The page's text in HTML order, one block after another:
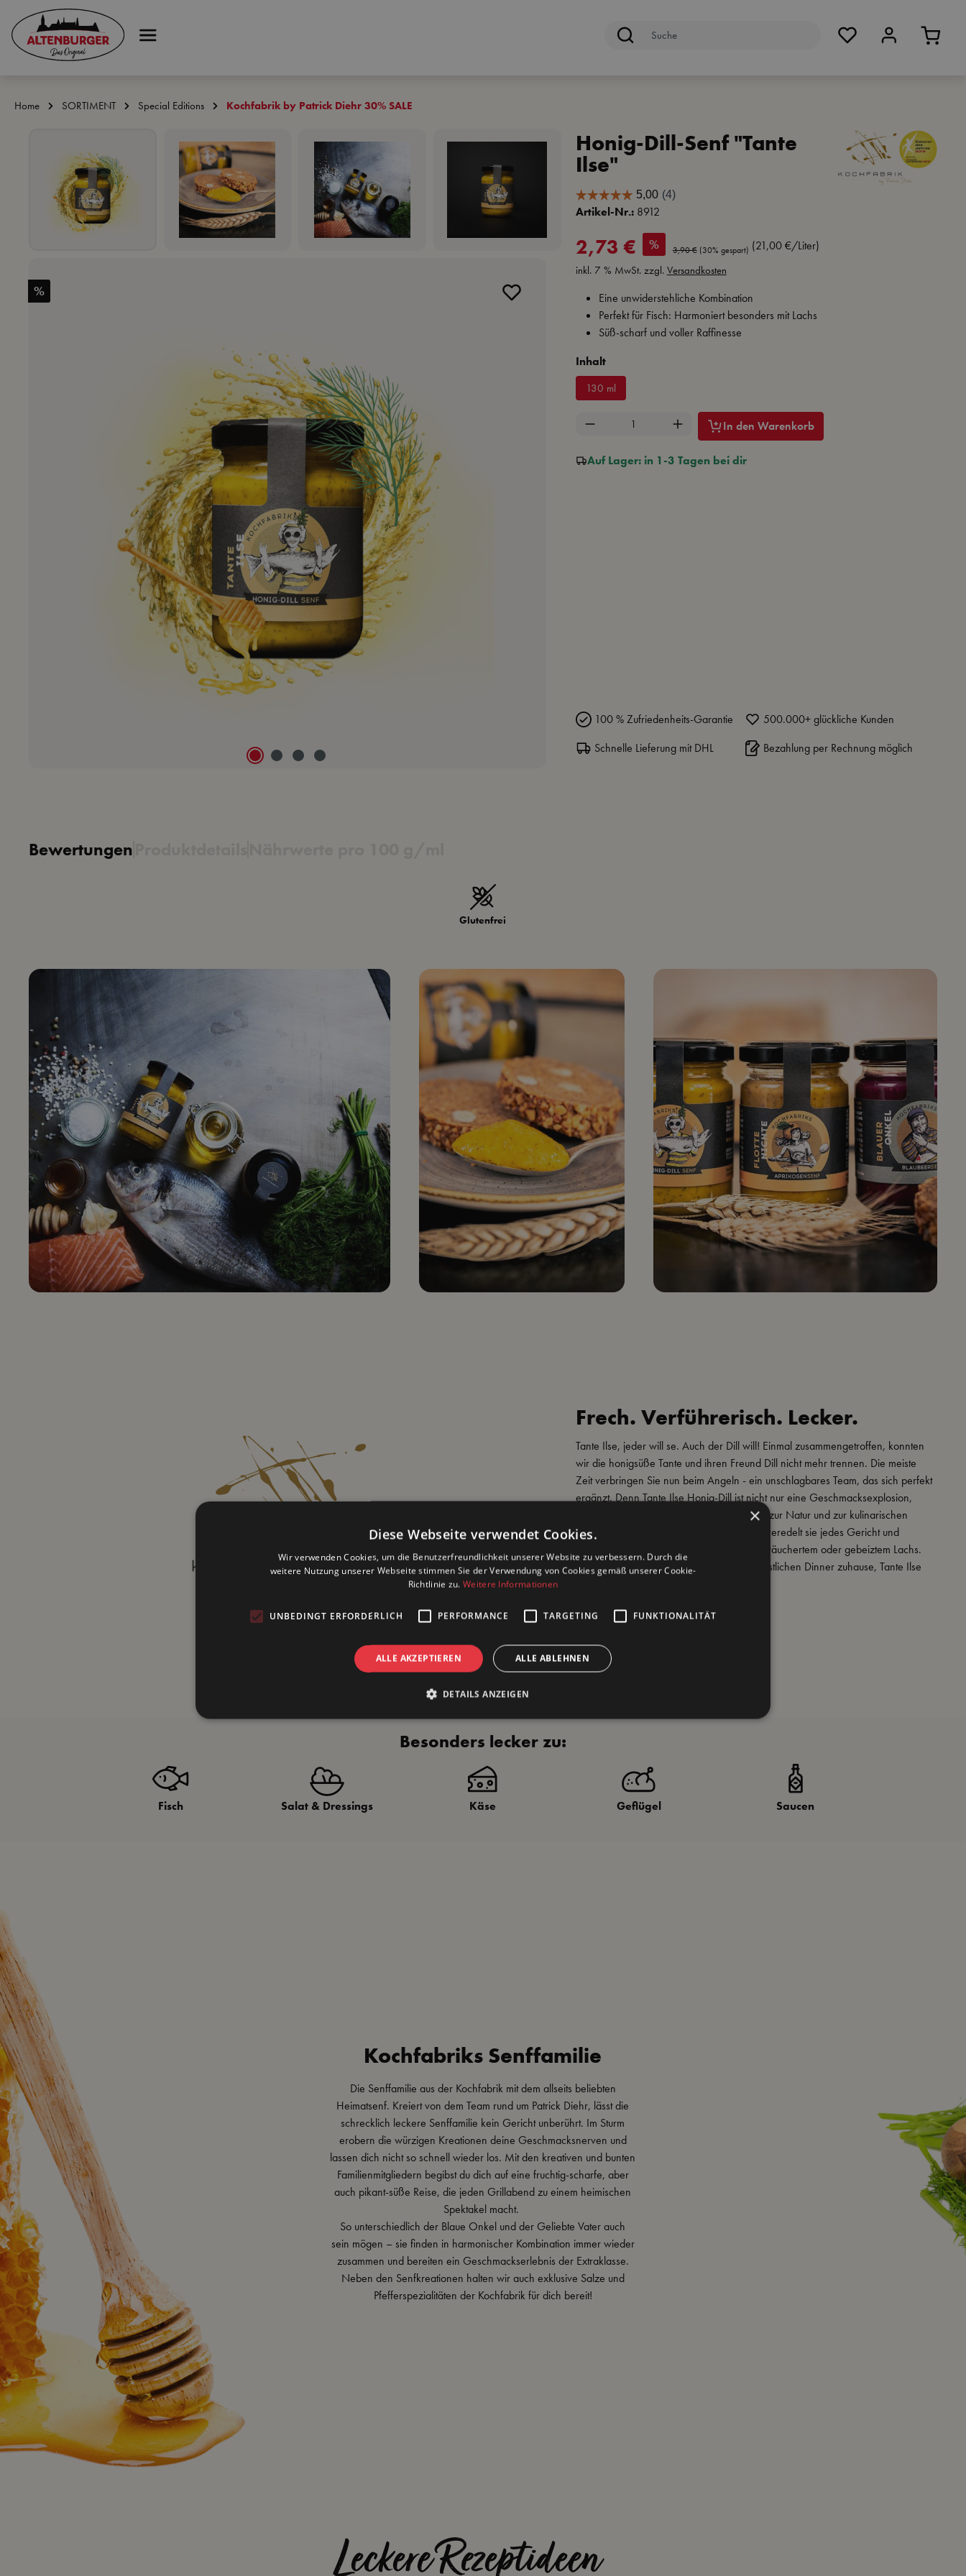
Hauptinhalt springen
Zur Suche springen
Zur Hauptnavigation springen
Home SORTIMENT Special Editions Kochfabrik by Patrick Diehr 30% SALE
%
Honig-Dill-Senf "Tante
Ilse"
Artikel-Nr.: 8912
Verkaufspreis:
2,73 € % Regulärer Preis:
3,90 € (30% gespart) (21,00 €/Liter)
inkl. 7 % MwSt. zzgl. Versandkosten
Eine unwiderstehliche Kombination
Perfekt für Fisch: Harmoniert besonders mit Lachs
Süß-scharf und voller Raffinesse
Inhaltauswählen
130 ml
Produkt Anzahl: Gib den gewünschten Wert ein oder
In den Warenkorb
Auf Lager: in 1-3 Tagen bei dir
100 % Zufriedenheits-Garantie
Schnelle Lieferung mit DHL
500.000+ glückliche Kunden
Bezahlung per Rechnung möglich
Bewertungen
Glutenfrei
Frech. Verführerisch. Lecker.
Tante Ilse, jeder will se. Auch der Dill will! Einmal zusammengetroffen, konnten
wir die honigsüße Tante und ihren Freund Dill nicht mehr trennen. Die meiste
Zeit verbringen Sie nun beim Angeln - ein unschlagbares Team, das sich perfekt
ergänzt. Denn Tante Ilse Honig-Dill ist nicht nur eine Geschmacksexplosion,
sondern auch eine Hommage an die Liebe zur Natur und zur kulinarischen
Raffinesse. Mit ihrem süß-scharfen Aroma veredelt sie jedes Gericht und
harmoniert besonders hervorragend mit geräuchertem oder gebeiztem Lachs.
Egal ob beim Picknick am See oder beim festlichen Dinner zuhause, Tante Ilse
Besonders lecker zu:
Fisch Salat & Dressings Käse Geflügel Saucen
Kochfabriks Senffamilie
Die Senffamilie aus der Kochfabrik mit dem allseits beliebten
Heimatsenf. Kreiert von dem Team rund um Patrick Diehr, lässt die
schrecklich leckere Senffamilie kein Gericht unberührt. Im Sturm
erobern die würzigen Kreationen deine Geschmacksnerven und
lassen dich nicht so schnell wieder los. Mit den kreativen und bunten
Familienmitgliedern begibst du dich auf eine fruchtig-scharfe, aber
auch pikant-süße Reise, die jeden Grillabend zu einem heimischen
Spektakel macht.
So unterschiedlich der Blaue Onkel und der Geliebte Vater auch
sein mögen – sie finden in harmonischer Kombination immer wieder
zusammen und bereiten ein Geschmackserlebnis der Extraklasse.
Neben den Senfkreationen halten wir auch exklusive Salze und
Pfefferspezialitäten der Kochfabrik für dich bereit!
Leckere Rezeptideen
×
Diese Webseite verwendet Cookies.
Wir verwenden Cookies, um die Benutzerfreundlichkeit unserer Website zu verbessern. Durch die
weitere Nutzung unserer Webseite stimmen Sie der Verwendung von Cookies gemäß unserer Cookie-
Richtlinie zu.Weitere Informationen
UNBEDINGT ERFORDERLICH PERFORMANCE TARGETING FUNKTIONALITÄT
ALLE AKZEPTIEREN ALLE ABLEHNEN
DETAILS ANZEIGEN